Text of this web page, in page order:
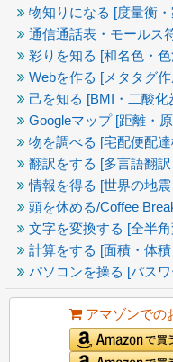
物知りになる [度量衡
通信通話表・モールス
彩りを知る [和名色・
Webを作る [メタタグ
己を知る [BMI・二酸化
Googleマップ [距離・
物を調べる [宅配便配
翻訳をする [多言語翻訳
情報を得る [世界の地震
頭を休める/Coffee
文字を変換する [全半
計算をする [面積・体
パソコンを操る [パス
アマゾンでの